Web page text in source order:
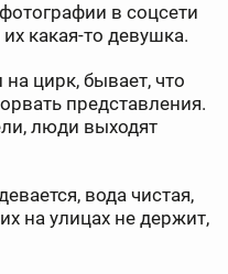
в соцсети
какая-то девушка.
цирк, бывает, что
представления.
люди выходят
вода чистая,
на улицах не держит,